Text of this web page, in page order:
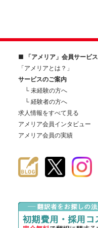
■ 「アメリア」会員サービス
「アメリアとは？」
サービスのご案内
└ 未経験の方へ
└ 経験者の方へ
求人情報をすべて見る
アメリア会員インタビュー
アメリア会員の実績